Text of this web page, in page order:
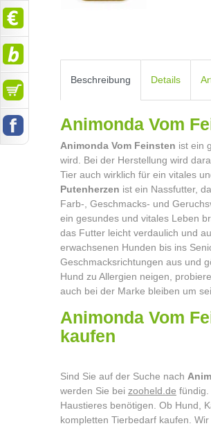
Beschreibung Details
Animonda Vom
Animonda Vom Feinsten ist ein
wird. Bei der Herstellung wird
Tier auch wirklich für ein vitales
Putenherzen ist ein Nassfutter,
Farb-, Geschmacks- und
ein gesundes und vitales Leben
das Futter leicht verdaulich und
erwachsenen Hunden bis ins
Geschmacksrichtungen aus und
Hund zu Allergien neigen,
auch bei der Marke bleiben um
Animonda Vom
Sind Sie auf der Suche nach
werden Sie bei zooheld.de fündig.
Haustieres benötigen. Ob Hund,
kompletten Tierbedarf kaufen.